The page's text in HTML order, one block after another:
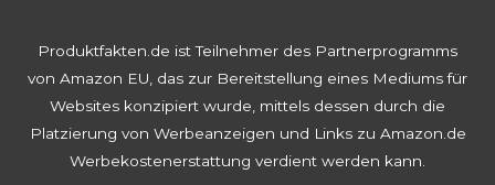
Produktfakten.de ist Teilnehmer des Partnerprogramms
von Amazon EU, das zur Bereitstellung eines Mediums für
Websites konzipiert wurde, mittels dessen durch die
Platzierung von Werbeanzeigen und Links zu Amazon.de
Werbekostenerstattung verdient werden kann.